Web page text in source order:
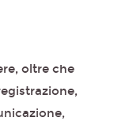
oltre che